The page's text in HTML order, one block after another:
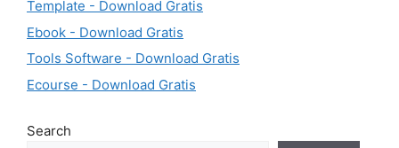
Template - Download Gratis
Ebook - Download Gratis
Tools Software - Download Gratis
Ecourse - Download Gratis
Search